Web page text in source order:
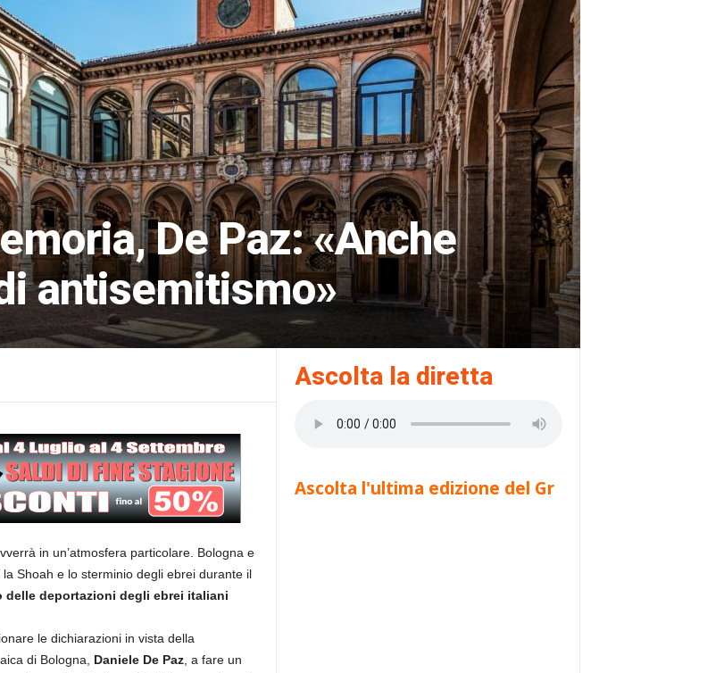
De Paz: «Anche
antisemitismo»
in un’atmosfera particolare. Bologna e
Shoah e lo sterminio degli ebrei durante il
delle deportazioni degli ebrei italiani
le dichiarazioni in vista della
di Bologna, Daniele De Paz, a fare un
Ascolta la diretta
Ascolta l'ultima edizione del Gr